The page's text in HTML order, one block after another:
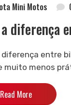
Mini Motos
diferença
diferença entre
muito menos
Read More